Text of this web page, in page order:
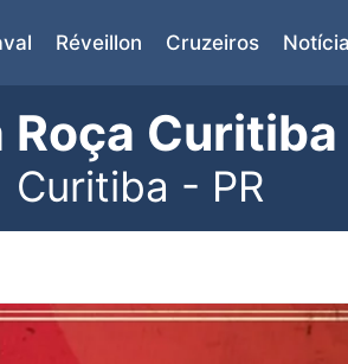
Réveillon Cruzeiros
Roça
Curitiba - PR